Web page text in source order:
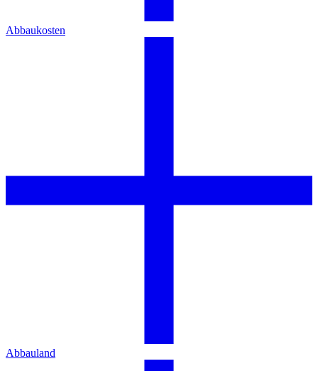
Abbaukosten
Abbauland